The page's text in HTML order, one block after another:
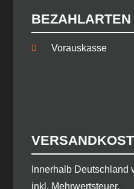
BEZAHLARTEN
Vorauskasse
​Innerhalb Deutschland
inkl. Mehrwertsteuer.